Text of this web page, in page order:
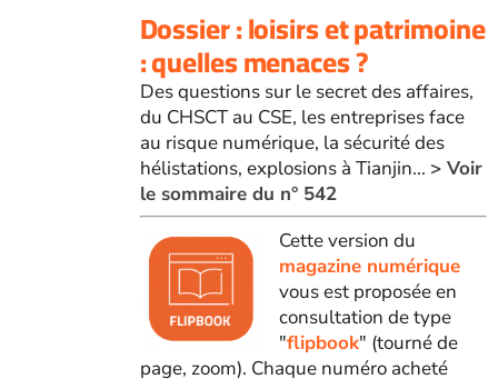
Dossier : loisirs et patrimoine
: quelles menaces ?
Des questions sur le secret des affaires,
du CHSCT au CSE, les entreprises face
au risque numérique, la sécurité des
hélistations, explosions à Tianjin... > Voir
le sommaire du n° 542
Cette version du
magazine numérique
vous est proposée en
consultation de type
"flipbook" (tourné de
page, zoom). Chaque numéro acheté